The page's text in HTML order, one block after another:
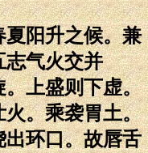
阳升之候。兼
志气火交并
上盛则下虚。
。乘袭胃土。
环口。故唇舌